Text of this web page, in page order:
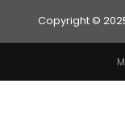
Copyright © 2025